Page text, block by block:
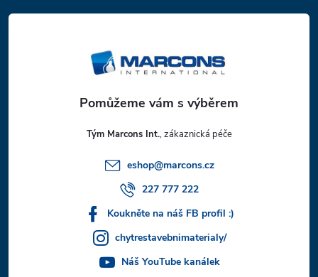
á
Tým Marcons Int.
eshop@marcons.cz
227 777 222
Koukněte na náš FB profil :)
chytrestavebnimaterialy/
Náš YouTube kanálek